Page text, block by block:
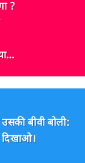
?
बीवी बोली:
दिखाओ।